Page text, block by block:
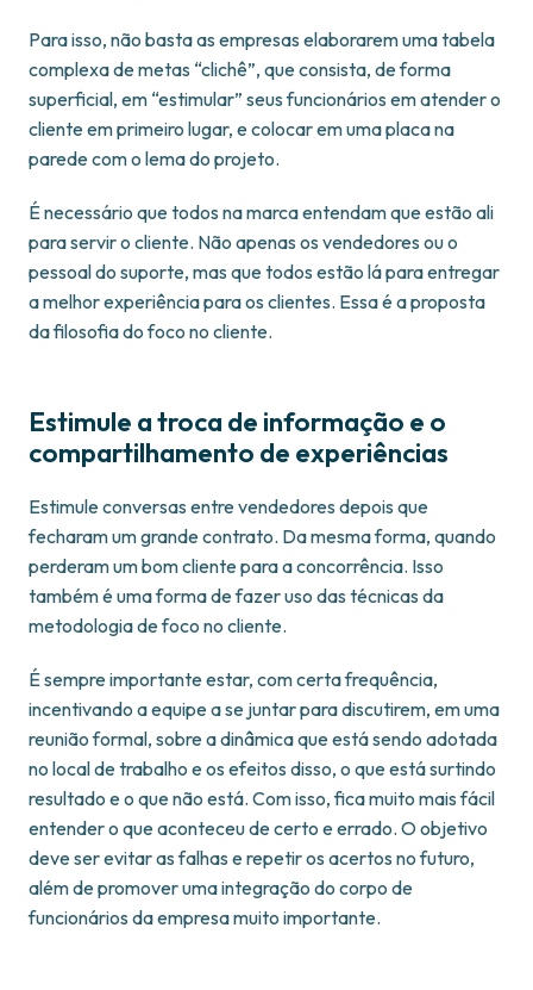
Para isso, não basta as empresas elaborarem uma tabela
complexa de metas “clichê”, que consista, de forma
superficial, em “estimular” seus funcionários em atender o
cliente em primeiro lugar, e colocar em uma placa na
parede com o lema do projeto.
É necessário que todos na marca entendam que estão ali
para servir o cliente. Não apenas os vendedores ou o
pessoal do suporte, mas que todos estão lá para entregar
a melhor experiência para os clientes. Essa é a proposta
da filosofia do foco no cliente.
Estimule a troca de informação e o
compartilhamento de experiências
Estimule conversas entre vendedores depois que
fecharam um grande contrato. Da mesma forma, quando
perderam um bom cliente para a concorrência. Isso
também é uma forma de fazer uso das técnicas da
metodologia de foco no cliente.
É sempre importante estar, com certa frequência,
incentivando a equipe a se juntar para discutirem, em uma
reunião formal, sobre a dinâmica que está sendo adotada
no local de trabalho e os efeitos disso, o que está surtindo
resultado e o que não está. Com isso, fica muito mais fácil
entender o que aconteceu de certo e errado. O objetivo
deve ser evitar as falhas e repetir os acertos no futuro,
além de promover uma integração do corpo de
funcionários da empresa muito importante.